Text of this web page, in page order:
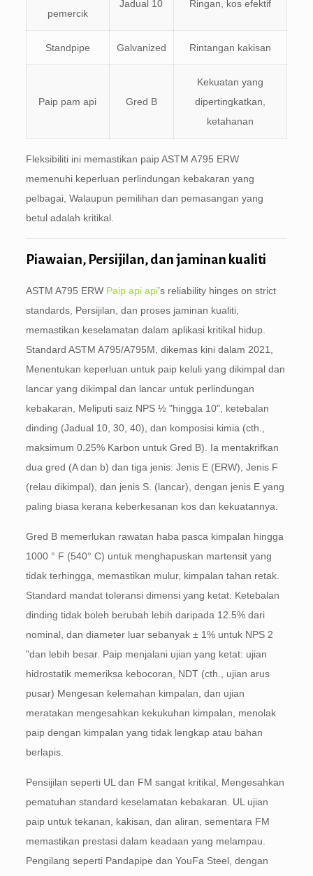
pemercik
Jadual 10 Ringan, kos efektif
Standpipe Galvanized Rintangan kakisan
Paip pam api Gred B
Kekuatan yang
dipertingkatkan,
ketahanan
Fleksibiliti ini memastikan paip ASTM A795 ERW
memenuhi keperluan perlindungan kebakaran yang
pelbagai, Walaupun pemilihan dan pemasangan yang
betul adalah kritikal.
Piawaian, Persijilan, dan jaminan kualiti
ASTM A795 ERW Paip api api’s reliability hinges on strict
standards, Persijilan, dan proses jaminan kualiti,
memastikan keselamatan dalam aplikasi kritikal hidup.
Standard ASTM A795/A795M, dikemas kini dalam 2021,
Menentukan keperluan untuk paip keluli yang dikimpal dan
lancar yang dikimpal dan lancar untuk perlindungan
kebakaran, Meliputi saiz NPS ½ "hingga 10", ketebalan
dinding (Jadual 10, 30, 40), dan komposisi kimia (cth.,
maksimum 0.25% Karbon untuk Gred B). Ia mentakrifkan
dua gred (A dan b) dan tiga jenis: Jenis E (ERW), Jenis F
(relau dikimpal), dan jenis S. (lancar), dengan jenis E yang
paling biasa kerana keberkesanan kos dan kekuatannya.
Gred B memerlukan rawatan haba pasca kimpalan hingga
1000 ° F (540° C) untuk menghapuskan martensit yang
tidak terhingga, memastikan mulur, kimpalan tahan retak.
Standard mandat toleransi dimensi yang ketat: Ketebalan
dinding tidak boleh berubah lebih daripada 12.5% dari
nominal, dan diameter luar sebanyak ± 1% untuk NPS 2
"dan lebih besar. Paip menjalani ujian yang ketat: ujian
hidrostatik memeriksa kebocoran, NDT (cth., ujian arus
pusar) Mengesan kelemahan kimpalan, dan ujian
meratakan mengesahkan kekukuhan kimpalan, menolak
paip dengan kimpalan yang tidak lengkap atau bahan
berlapis.
Pensijilan seperti UL dan FM sangat kritikal, Mengesahkan
pematuhan standard keselamatan kebakaran. UL ujian
paip untuk tekanan, kakisan, dan aliran, sementara FM
memastikan prestasi dalam keadaan yang melampau.
Pengilang seperti Pandapipe dan YouFa Steel, dengan